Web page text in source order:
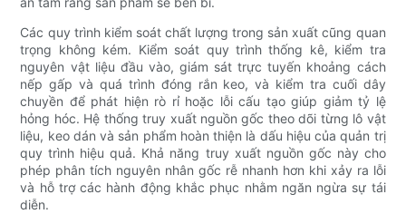
Các quy trình kiểm soát chất lượng trong sản xuất cũng quan
trọng không kém. Kiểm soát quy trình thống kê, kiểm tra
nguyên vật liệu đầu vào, giám sát trực tuyến khoảng cách
nếp gấp và quá trình đóng rắn keo, và kiểm tra cuối dây
chuyền để phát hiện rò rỉ hoặc lỗi cấu tạo giúp giảm tỷ lệ
hỏng hóc. Hệ thống truy xuất nguồn gốc theo dõi từng lô vật
liệu, keo dán và sản phẩm hoàn thiện là dấu hiệu của quản trị
quy trình hiệu quả. Khả năng truy xuất nguồn gốc này cho
phép phân tích nguyên nhân gốc rễ nhanh hơn khi xảy ra lỗi
và hỗ trợ các hành động khắc phục nhằm ngăn ngừa sự tái
diễn.